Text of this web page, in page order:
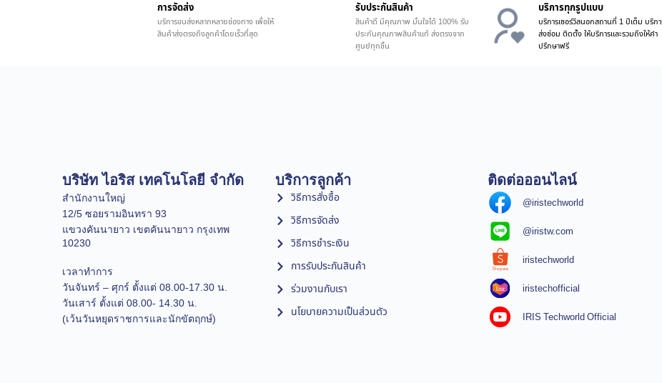
การจัดส่ง
บริการขนส่งหลากหลายช่องทาง เพื่อให้
สินค้าส่งตรงถึงลูกค้าโดยเร็วที่สุด
รับประกันสินค้า
สินค้าดี มีคุณภาพ มั่นใจได้ 100% รับ
ประกันคุณภาพสินค้าแท้ ส่งตรงจาก
ศูนย์ทุกชิ้น
บริการทุกรูปแบบ
บริการเซอร์วิสนอกสถานที่ 1 ปีเต็ม บริก
ส่งซ่อม ติดตั้ง ให้บริการและรวมถึงให้คำ
ปรึกษาฟรี
บริษัท ไอริส เทคโนโลยี จำกัด
สำนักงานใหญ่
12/5 ซอยรามอินทรา 93
แขวงคันนายาว เขตคันนายาว กรุงเทพ
10230
เวลาทำการ
วันจันทร์ – ศุกร์ ตั้งแต่ 08.00-17.30 น.
วันเสาร์ ตั้งแต่ 08.00- 14.30 น.
(เว้นวันหยุดราชการและนักขัตฤกษ์)
บริการลูกค้า
วิธีการสั่งซื้อ
วิธีการจัดส่ง
วิธีการชำระเงิน
การรับประกันสินค้า
ร่วมงานกับเรา
นโยบายความเป็นส่วนตัว
ติดต่อออนไลน์
@iristechworld
@iristw.com
iristechworld
iristechofficial
IRIS Techworld Official